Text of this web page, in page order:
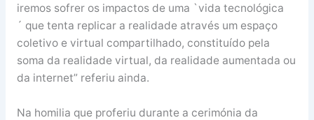
iremos sofrer os impactos de uma `vida tecnológica
´ que tenta replicar a realidade através um espaço
coletivo e virtual compartilhado, constituído pela
soma da realidade virtual, da realidade aumentada ou
da internet” referiu ainda.
Na homilia que proferiu durante a cerimónia da